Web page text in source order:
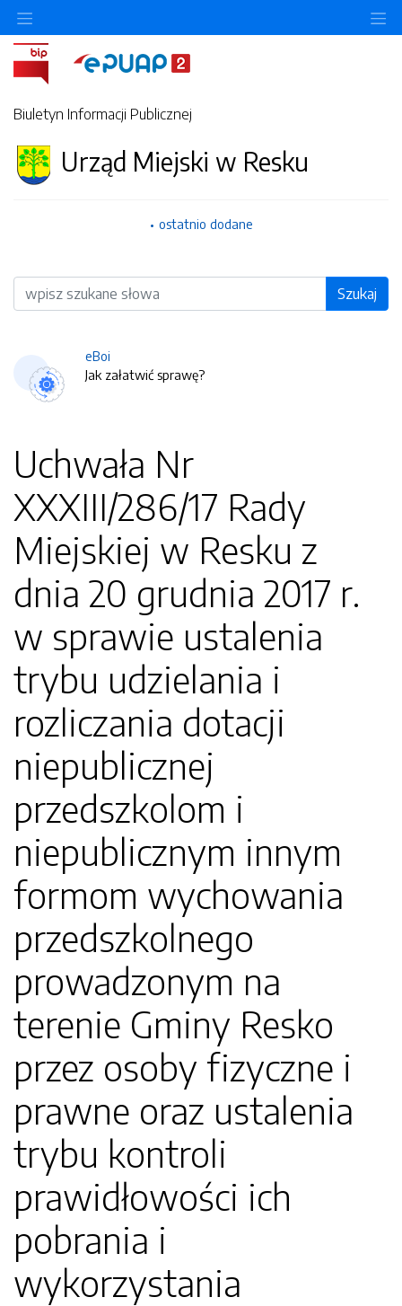
Biuletyn Informacji Publicznej
Urząd Miejski w Resku
ostatnio dodane
Wyszukiwarka Szukaj
eBoi
Jak załatwić sprawę?
Uchwała Nr
XXXIII/286/17 Rady
Miejskiej w Resku z
dnia 20 grudnia 2017 r.
w sprawie ustalenia
trybu udzielania i
rozliczania dotacji
niepublicznej
przedszkolom i
niepublicznym innym
formom wychowania
przedszkolnego
prowadzonym na
terenie Gminy Resko
przez osoby fizyczne i
prawne oraz ustalenia
trybu kontroli
prawidłowości ich
pobrania i
wykorzystania